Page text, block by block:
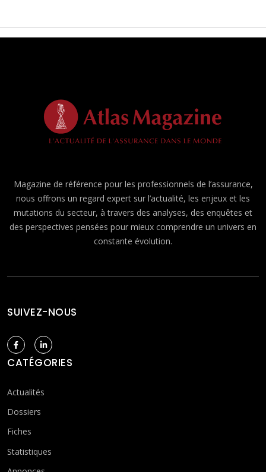
Magazine de référence pour les professionnels de l’assurance,
nous offrons un regard expert sur l’actualité, les enjeux et les
mutations du secteur, à travers des analyses, des enquêtes et
des perspectives pensées pour mieux comprendre un univers en
constante évolution.
SUIVEZ-NOUS
CATÉGORIES
Actualités
Dossiers
Fiches
Statistiques